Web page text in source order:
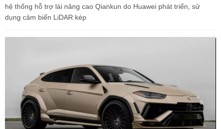
hệ thống hỗ trợ lái nâng cao Qiankun do Huawei phát triển, sử
dụng cảm biến LiDAR kép